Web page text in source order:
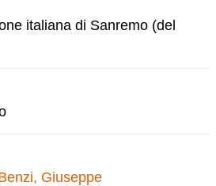
italiana di Sanremo (del
Giuseppe